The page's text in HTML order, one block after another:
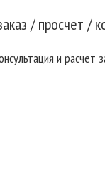
/ просчет /
и расчет